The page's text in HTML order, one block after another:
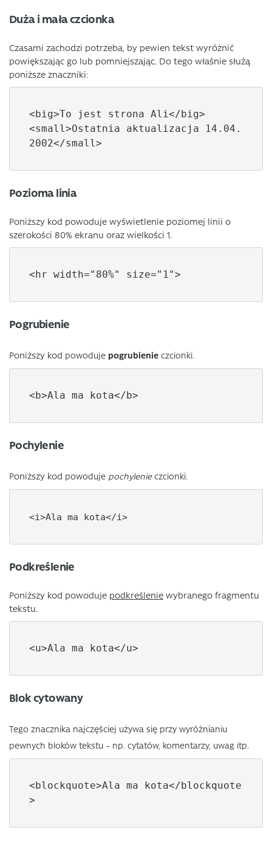
Duża i mała czcionka
Czasami zachodzi potrzeba, by pewien tekst wyróżnić
powiększając go lub pomniejszając. Do tego właśnie służą
poniższe znaczniki:
<big>To jest strona Ali</big>
<small>Ostatnia aktualizacja 14.04.
2002</small>
Pozioma linia
Poniższy kod powoduje wyświetlenie poziomej linii o
szerokości 80% ekranu oraz wielkości 1.
<hr width="80%" size="1">
Pogrubienie
Poniższy kod powoduje pogrubienie czcionki.
<b>Ala ma kota</b>
Pochylenie
Poniższy kod powoduje pochylenieczcionki.
<i>Ala ma kota</i>
Podkreślenie
Poniższy kod powoduje podkreślenie wybranego fragmentu
tekstu.
<u>Ala ma kota</u>
Blok cytowany
Tego znacznika najczęściej używa się przy wyróżnianiu
pewnych bloków tekstu – np. cytatów, komentarzy, uwag itp.
<blockquote>Ala ma kota</blockquote
>